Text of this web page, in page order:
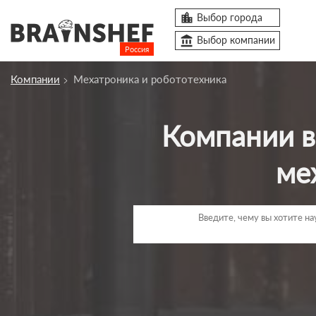
Россия
 Выбор города
account_balance Выбор компании
Курсы
Компании Мехатроника и робототехника
Компании в сфере подготовки специалистов по